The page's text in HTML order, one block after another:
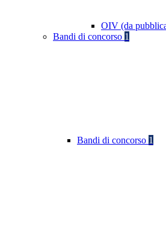
OIV (da
Bandi di concorso 1
Bandi di concorso 1